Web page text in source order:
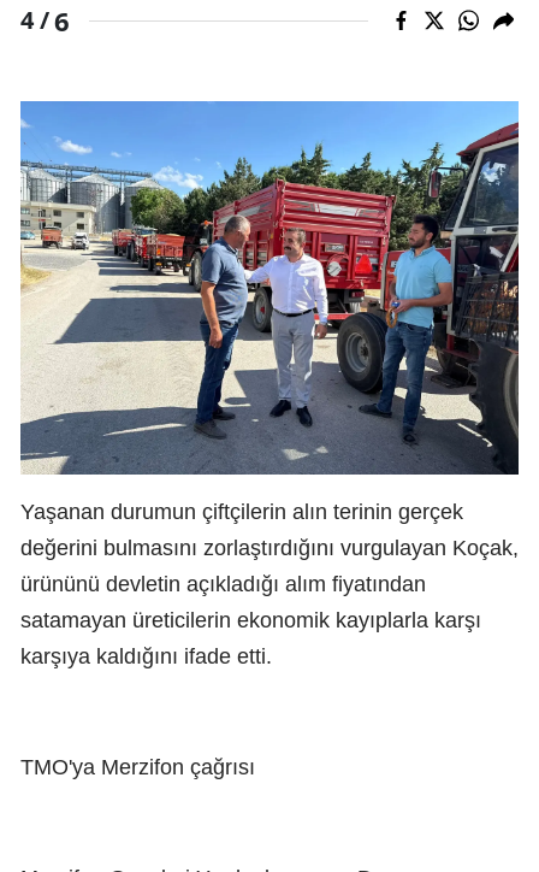
4 /6
Yaşanan durumun çiftçilerin alın terinin gerçek
değerini bulmasını zorlaştırdığını vurgulayan Koçak,
ürününü devletin açıkladığı alım fiyatından
satamayan üreticilerin ekonomik kayıplarla karşı
karşıya kaldığını ifade etti.
TMO'ya Merzifon çağrısı